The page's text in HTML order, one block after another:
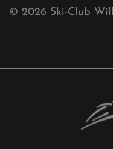
Kontaktformular